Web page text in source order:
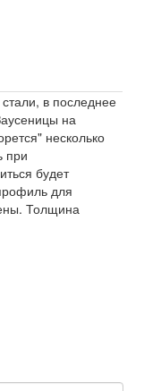
в последнее
на
несколько
при
будет
для
Толщина